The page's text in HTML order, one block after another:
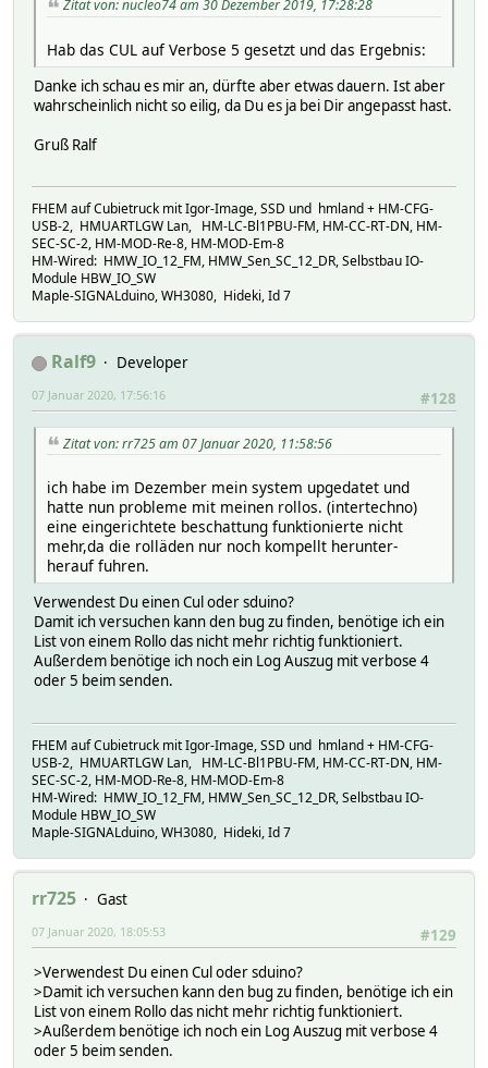
Zitat von: nucleo74 am 30 Dezember 2019, 17:28:28
Hab das CUL auf Verbose 5 gesetzt und das Ergebnis:
Danke ich schau es mir an, dürfte aber etwas dauern. Ist aber
wahrscheinlich nicht so eilig, da Du es ja bei Dir angepasst hast.
Gruß Ralf
FHEM auf Cubietruck mit Igor-Image, SSD und hmland + HM-CFG-
USB-2, HMUARTLGW Lan, HM-LC-Bl1PBU-FM, HM-CC-RT-DN, HM-
SEC-SC-2, HM-MOD-Re-8, HM-MOD-Em-8
HM-Wired: HMW_IO_12_FM, HMW_Sen_SC_12_DR, Selbstbau IO-
Module HBW_IO_SW
Maple-SIGNALduino, WH3080, Hideki, Id 7
Ralf9
Developer
#128
07 Januar 2020, 17:56:16
Zitat von: rr725 am 07 Januar 2020, 11:58:56
ich habe im Dezember mein system upgedatet und
hatte nun probleme mit meinen rollos. (intertechno)
eine eingerichtete beschattung funktionierte nicht
mehr,da die rolläden nur noch kompellt herunter-
herauf fuhren.
Verwendest Du einen Cul oder sduino?
Damit ich versuchen kann den bug zu finden, benötige ich ein
List von einem Rollo das nicht mehr richtig funktioniert.
Außerdem benötige ich noch ein Log Auszug mit verbose 4
oder 5 beim senden.
FHEM auf Cubietruck mit Igor-Image, SSD und hmland + HM-CFG-
USB-2, HMUARTLGW Lan, HM-LC-Bl1PBU-FM, HM-CC-RT-DN, HM-
SEC-SC-2, HM-MOD-Re-8, HM-MOD-Em-8
HM-Wired: HMW_IO_12_FM, HMW_Sen_SC_12_DR, Selbstbau IO-
Module HBW_IO_SW
Maple-SIGNALduino, WH3080, Hideki, Id 7
rr725
Gast
#129
07 Januar 2020, 18:05:53
>Verwendest Du einen Cul oder sduino?
>Damit ich versuchen kann den bug zu finden, benötige ich ein
List von einem Rollo das nicht mehr richtig funktioniert.
>Außerdem benötige ich noch ein Log Auszug mit verbose 4
oder 5 beim senden.